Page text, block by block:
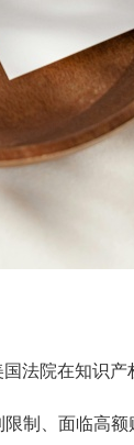
法院在知识
制、面临高额